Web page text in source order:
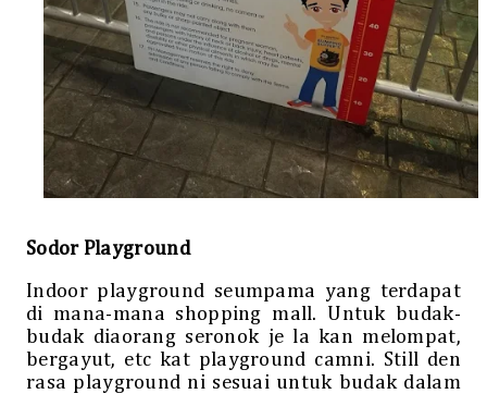
Sodor Playground
Indoor playground seumpama yang terdapat
di mana-mana shopping mall. Untuk budak-
budak diaorang seronok je la kan melompat,
bergayut, etc kat playground camni. Still den
rasa playground ni sesuai untuk budak dalam